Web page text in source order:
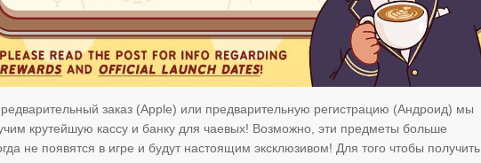
заказ (Apple) или предварительную регистрацию (Андроид) мы
крутейшую кассу и банку для чаевых! Возможно, эти предметы больше
не появятся в игре и будут настоящим эксклюзивом! Для того чтобы получить